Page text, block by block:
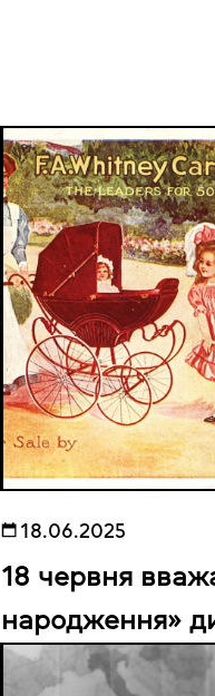
18.06.2025
18 червня
народження»